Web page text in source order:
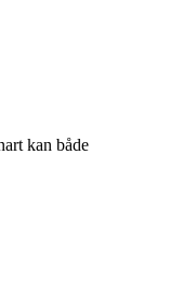
kan både